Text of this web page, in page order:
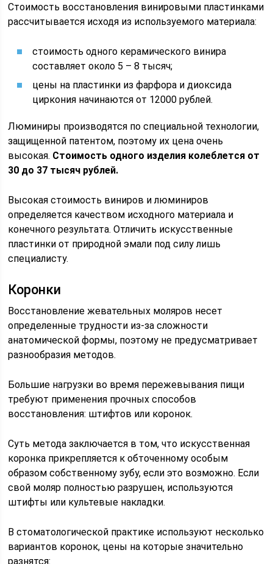
Стоимость восстановления винировыми пластинками
рассчитывается исходя из используемого материала:
стоимость одного керамического винира
составляет около 5 – 8 тысяч;
цены на пластинки из фарфора и диоксида
циркония начинаются от 12000 рублей.
Люминиры производятся по специальной технологии,
защищенной патентом, поэтому их цена очень
высокая. Стоимость одного изделия колеблется от
30 до 37 тысяч рублей.
Высокая стоимость виниров и люминиров
определяется качеством исходного материала и
конечного результата. Отличить искусственные
пластинки от природной эмали под силу лишь
специалисту.
Коронки
Восстановление жевательных моляров несет
определенные трудности из-за сложности
анатомической формы, поэтому не предусматривает
разнообразия методов.
Большие нагрузки во время пережевывания пищи
требуют применения прочных способов
восстановления: штифтов или коронок.
Суть метода заключается в том, что искусственная
коронка прикрепляется к обточенному особым
образом собственному зубу, если это возможно. Если
свой моляр полностью разрушен, используются
штифты или культевые накладки.
В стоматологической практике используют несколько
вариантов коронок, цены на которые значительно
разнятся: